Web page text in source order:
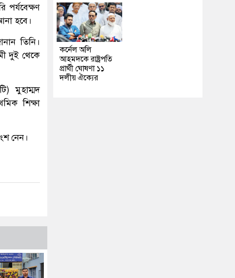
পর্যবেক্ষণ
হবে।
তিনি।
দুই থেকে
মুহাম্মদ
শিক্ষা
নেন।
কর্নেল অলি
আহমদকে রাষ্ট্রপতি
প্রার্থী ঘোষণা ১১
দলীয় ঐক্যের